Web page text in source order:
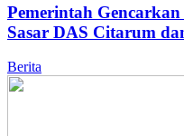
Pemerintah
Sasar DAS Citarum
Berita